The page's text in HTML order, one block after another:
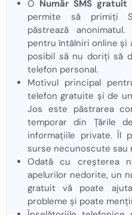
O Număr SMS
permite să primiți
păstrează
pentru întâlniri online și
posibil să nu doriți să
telefon personal.
Motivul principal
telefon gratuite și de
Jos este păstrarea
temporar din Țările
informațiile private. Îl
surse necunoscute sau
Odată cu creșterea
apelurilor nedorite, un
gratuit vă poate
probleme și poate